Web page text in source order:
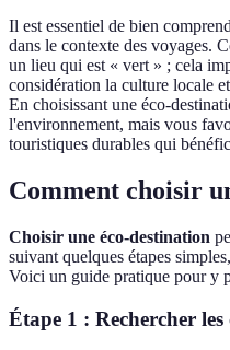
Il est essentiel de bien
dans le contexte des voyages.
un lieu qui est « vert » ; cela
considération la culture locale
En choisissant une éco-
l'environnement, mais vous
touristiques durables qui
Comment choisir
Choisir une éco-destination
suivant quelques étapes
Voici un guide pratique pour y
Étape 1 : Rechercher